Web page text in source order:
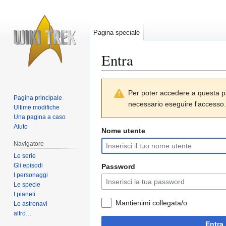
Entra
navigazione
Per poter accedere a questa
necessario eseguire l'accesso.
Nome utente
Password
Mantienimi collegata/o
Entra
Pagina speciale
Pagina principale
Ultime modifiche
Una pagina a caso
Aiuto
Navigatore
Le serie
Gli episodi
I personaggi
Le specie
I pianeti
Le astronavi
altro…